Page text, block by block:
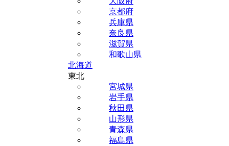
京都府
兵庫県
奈良県
滋賀県
和歌山県
北海道
東北
宮城県
岩手県
秋田県
山形県
青森県
福島県